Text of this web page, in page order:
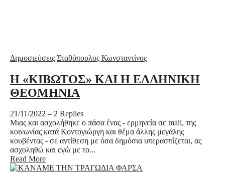
Δημοσιεύσεις Σταθόπουλος Κωνσταντίνος
Η «ΚΙΒΩΤΟΣ» ΚΑΙ Η ΕΛΛΗΝΙΚΗ
ΘΕΟΜΗΝΙΑ
21/11/2022 – 2 Replies
Μιας και ασχολήθηκε ο πάσα ένας - ερμηνεία σε mail, της
κοινωνίας κατά Κοντογιώργη και θέμα άλλης μεγάλης
κουβέντας - σε αντίθεση με όσα δημόσια υπερασπίζεται, ας
ασχοληθώ και εγώ με το...
Read More